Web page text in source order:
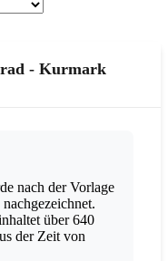
- Kurmark
nach der Vorlage
über 640
der Zeit von